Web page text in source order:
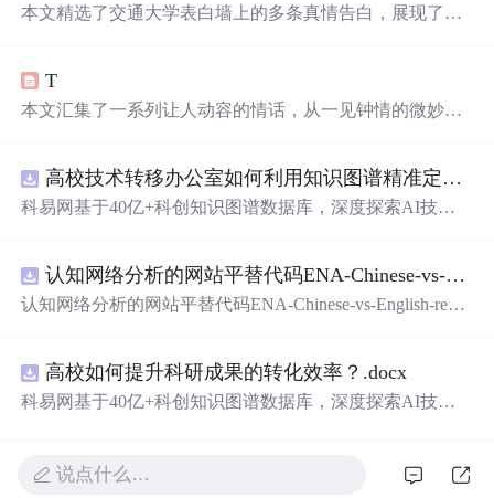
本文精选了交通大学表白墙上的多条真情告白，展现了学
T
本文汇集了一系列让人动容的情话，从一见钟情的微妙到
都能触动人心。
高校技术转移办公室如何利用知识图谱精准定位产业需求与技术适配点？.docx
科易网基于40亿+科创知识图谱数据库，深度探索AI技术
新领域的AI+数智化解决方案，推动科技创新与产业创新
智能化发展。
认知网络分析的网站平替代码ENA-Chinese-vs-English-reproducible.zip
认知网络分析的网站平替代码ENA-Chinese-vs-English-repro
高校如何提升科研成果的转化效率？.docx
科易网基于40亿+科创知识图谱数据库，深度探索AI技术
新领域的AI+数智化解决方案，推动科技创新与产业创新
说点什么…